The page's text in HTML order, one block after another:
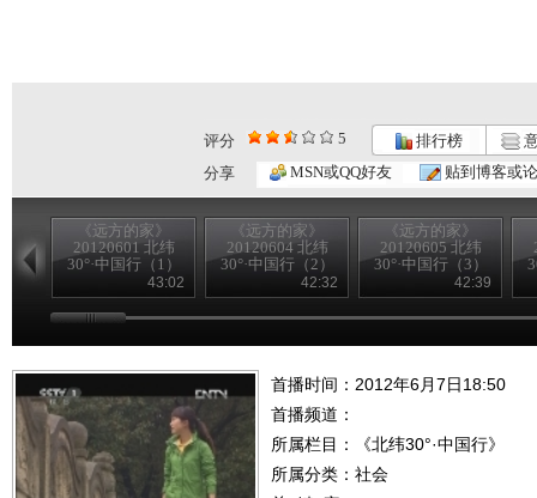
评分 5 排行榜
分享
MSN或QQ好友 贴到博客或
《远方的家》
20120601 北纬
30°·中国行（1）
43:02
《远方的家》
20120604 北纬
30°·中国行（2）
42:32
《远方的家》
20120605 北纬
30°·中国行（3）
42:39
首播时间：2012年6月7日18:50
首播频道：
所属栏目：
《北纬30°·中国行》
所属分类：社会